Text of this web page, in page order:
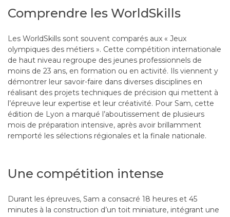
Comprendre les WorldSkills
Les WorldSkills sont souvent comparés aux « Jeux
olympiques des métiers ». Cette compétition internationale
de haut niveau regroupe des jeunes professionnels de
moins de 23 ans, en formation ou en activité. Ils viennent y
démontrer leur savoir-faire dans diverses disciplines en
réalisant des projets techniques de précision qui mettent à
l’épreuve leur expertise et leur créativité. Pour Sam, cette
édition de Lyon a marqué l’aboutissement de plusieurs
mois de préparation intensive, après avoir brillamment
remporté les sélections régionales et la finale nationale.
Une compétition intense
Durant les épreuves, Sam a consacré 18 heures et 45
minutes à la construction d’un toit miniature, intégrant une